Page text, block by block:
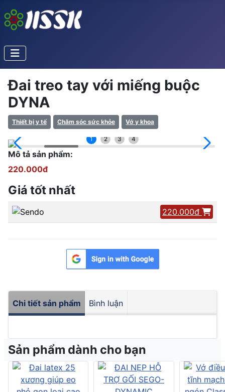
Đai treo tay với miếng buộc
DYNA
Thiết bị y tế Chăm sóc sức khỏe Vớ y khoa
1 2 3 4
Mô tả sản phẩm:
220.000đ
Giá tốt nhất
220.000đ
Chi tiết sản phẩm Bình luận
Sản phẩm dành cho bạn